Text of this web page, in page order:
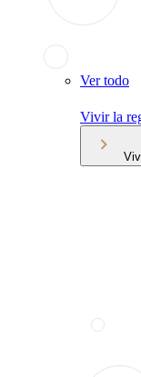
Ver todo
Vivir la